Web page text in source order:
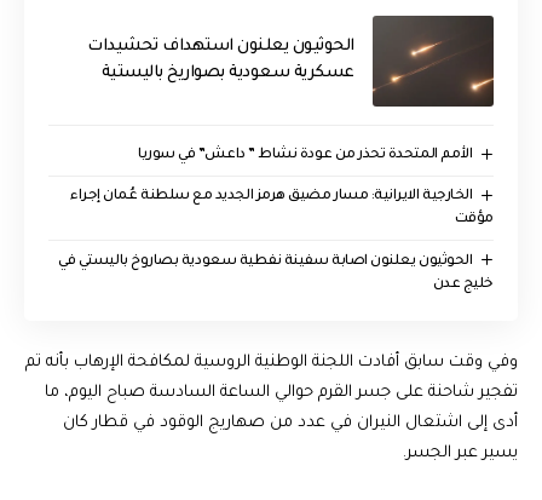
الحوثيون يعلنون استهداف تحشيدات
عسكرية سعودية بصواريخ باليستية
الأمم المتحدة تحذر من عودة نشاط ” داعش” في سوريا
الخارجية الايرانية: مسار مضيق هرمز الجديد مع سلطنة عُمان إجراء
مؤقت
الحوثيون يعلنون اصابة سفينة نفطية سعودية بصاروخ باليستي في
خليج عدن
وفي وقت سابق أفادت اللجنة الوطنية الروسية لمكافحة الإرهاب بأنه تم
تفجير شاحنة على جسر القرم حوالي الساعة السادسة صباح اليوم، ما
أدى إلى اشتعال النيران في عدد من صهاريج الوقود في قطار كان
يسير عبر الجسر.